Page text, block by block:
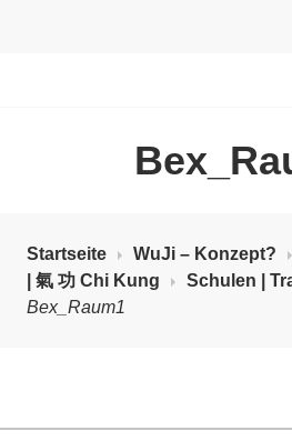
Startseite WuJi – Konzept?
| 氣 功 Chi Kung
Schulen |
Bex_Raum1